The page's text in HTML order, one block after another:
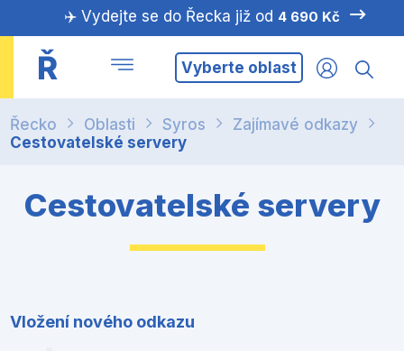
✈️ Vydejte se do Řecka již od 4 690 Kč
Ř Vyberte oblast
Řecko Oblasti Syros
Zajímavé odkazy
Cestovatelské servery
Cestovatelské servery
Vložení nového odkazu